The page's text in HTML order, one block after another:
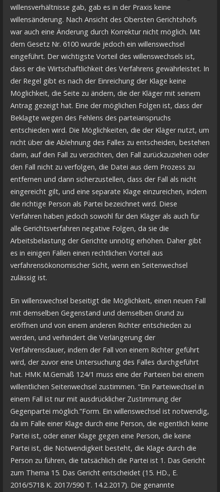
willensverhältnisse gab, gab es in der Praxis keine
willensänderung. Nach Ansicht des Obersten Gerichtshofs
war auch eine Änderung durch Korrektur nicht möglich. Mit
dem Gesetz Nr. 6100 wurde jedoch ein willenswechsel
eingeführt. Der wichtigste Vorteil des willenswechsels ist,
dass er die Wirtschaftlichkeit des Verfahrens gewährleistet. In
der Regel gibt es nach der Einreichung der Klage keine
Möglichkeit, die Seite zu ändern, die der Kläger mit seinem
Antrag gezeigt hat. Eine der möglichen Folgen ist, dass der
Beklagte wegen des Fehlens des parteianspruchs
entschieden wird. Die Möglichkeiten, die der Kläger nutzt, um
nicht über die Ablehnung des Falles zu entscheiden, bestehen
darin, auf den Fall zu verzichten, den Fall zurückzuziehen oder
den Fall nicht zu verfolgen, die Datei aus dem Prozess zu
entfernen und dann sicherzustellen, dass der Fall als nicht
eingereicht gilt, und eine separate Klage einzureichen, indem
die richtige Person als Partei bezeichnet wird. Diese
Verfahren haben jedoch sowohl für den Kläger als auch für
alle Gerichtsverfahren negative Folgen, da sie die
Arbeitsbelastung der Gerichte unnötig erhöhen. Daher gibt
es in einigen Fällen einen rechtlichen Vorteil aus
verfahrensökonomischer Sicht, wenn ein Seitenwechsel
zulässig ist.
Ein willenswechsel beseitigt die Möglichkeit, einen neuen Fall
mit demselben Gegenstand und demselben Grund zu
eröffnen und von einem anderen Richter entschieden zu
werden, und verhindert die Verlängerung der
Verfahrensdauer, indem der Fall von einem Richter geführt
wird, der zuvor eine Untersuchung des Falles durchgeführt
hat. HMK M.Gemäß 124/1 muss eine der Parteien bei einem
willentlichen Seitenwechsel zustimmen. “Ein Parteiwechsel in
einem Fall ist nur mit ausdrücklicher Zustimmung der
Gegenpartei möglich.”Form. Ein willenswechsel ist notwendig,
da im Falle einer Klage durch eine Person, die eigentlich keine
Partei ist, oder einer Klage gegen eine Person, die keine
Partei ist, die Notwendigkeit besteht, die Klage durch die
Person zu führen, die tatsächlich die Partei ist 1. Das Gericht
zum Thema 15. Das Gericht entscheidet (15. HD., E.
2016/5718 K. 2017/590 T. 14.2.2017). Die genannte